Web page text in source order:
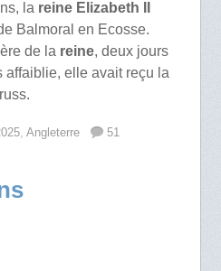
la reine Elizabeth II
Balmoral en Ecosse.
de la reine, deux jours
affaiblie, elle avait reçu la
, Angleterre
51